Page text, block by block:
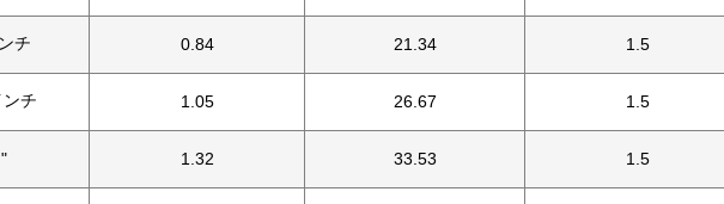
チ 0.84 21.34 1.5
チ 1.05 26.67 1.5
1.32 33.53 1.5